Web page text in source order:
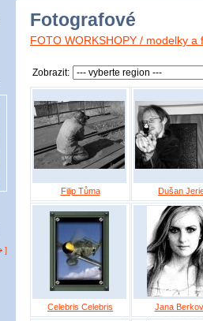
]
Fotografové
FOTO WORKSHOPY / modelky
Zobrazit:
Filip Tůma Dušan
Celebris Celebris Jana